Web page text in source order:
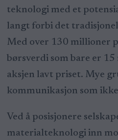
teknologi med et
langt forbi det
Med over 130 millioner
børsverdi som bare er
aksjen lavt priset. Mye
kommunikasjon som
Ved å posisjonere
materialteknologi inn